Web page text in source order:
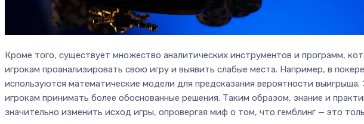
Кроме того, существует множество аналитических инструментов и программ,
игрокам проанализировать свою игру и выявить слабые места. Например, в
используются математические модели для предсказания вероятности выигрыша.
игрокам принимать более обоснованные решения. Таким образом, знание и
значительно изменить исход игры, опровергая миф о том, что гемблинг — это